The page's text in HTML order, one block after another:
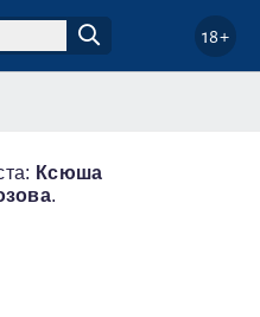
18+
Ксюша
.